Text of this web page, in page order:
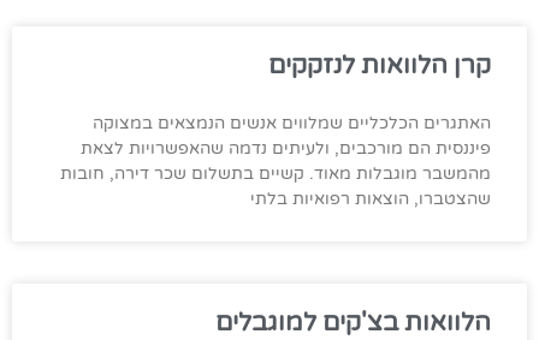
קרן הלוואות לנזקקים
האתגרים הכלכליים שמלווים אנשים הנמצאים במצוקה
פיננסית הם מורכבים, ולעיתים נדמה שהאפשרויות לצאת
מהמשבר מוגבלות מאוד. קשיים בתשלום שכר דירה, חובות
שהצטברו, הוצאות רפואיות בלתי
הלוואות בצ'קים למוגבלים